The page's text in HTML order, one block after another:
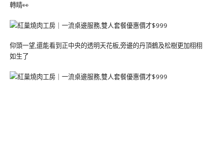
轉睛👀
仰頭一望,還能看到正中央的透明天花板,旁邊的丹頂鶴及松樹更加栩栩
如生了